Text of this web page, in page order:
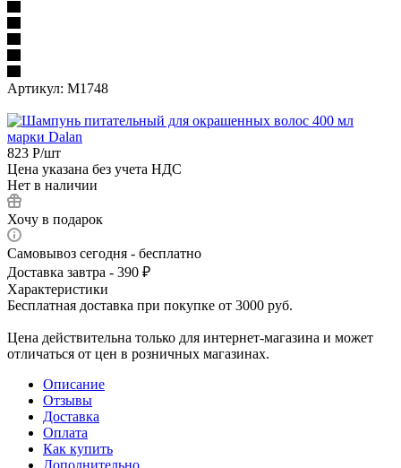
Артикул: М1748
823 Р/шт
Цена указана без учета НДС
Нет в наличии
Хочу в подарок
Самовывоз сегодня - бесплатно
Доставка завтра - 390 ₽
Характеристики
Бесплатная доставка при покупке от 3000 руб.
Цена действительна только для интернет-магазина и может
отличаться от цен в розничных магазинах.
Описание
Отзывы
Доставка
Оплата
Как купить
Дополнительно